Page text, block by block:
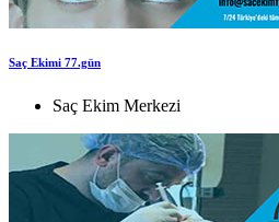
Saç Ekimi 77.gün
Saç Ekim Merkezi